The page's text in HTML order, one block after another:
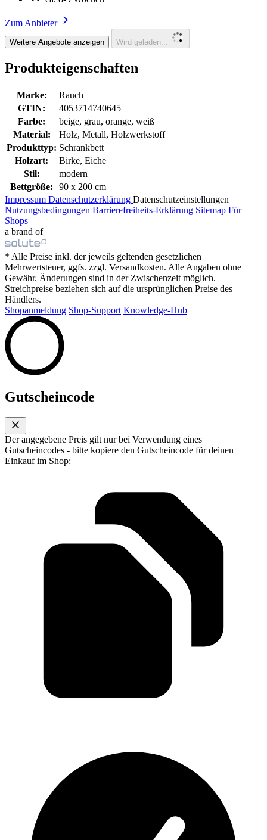
Zum Anbieter
Weitere Angebote anzeigen Wird geladen...
Produkteigenschaften
Marke:
Rauch
GTIN:
4053714740645
Farbe:
beige, grau, orange, weiß
Material:
Holz, Metall, Holzwerkstoff
Produkttyp: Schrankbett
Holzart:
Birke, Eiche
Stil:
modern
Bettgröße:
90 x 200 cm
Impressum Datenschutzerklärung Datenschutzeinstellungen
Nutzungsbedingungen Barrierefreiheits-Erklärung Sitemap Für
Shops
a brand of
* Alle Preise inkl. der jeweils geltenden gesetzlichen
Mehrwertsteuer, ggfs. zzgl. Versandkosten. Alle Angaben ohne
Gewähr. Änderungen sind in der Zwischenzeit möglich.
Streichpreise beziehen sich auf die ursprünglichen Preise des
Händlers.
Shopanmeldung Shop-Support Knowledge-Hub
Gutscheincode
Der angegebene Preis gilt nur bei Verwendung eines
Gutscheincodes - bitte kopiere den Gutscheincode für deinen
Einkauf im Shop: